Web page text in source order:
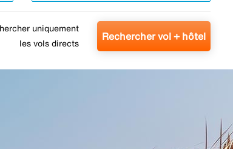
uniquement
les vols directs
Rechercher vol + hôtel